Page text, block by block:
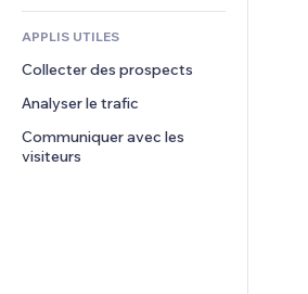
APPLIS UTILES
Collecter des prospects
Analyser le trafic
Communiquer avec les
visiteurs